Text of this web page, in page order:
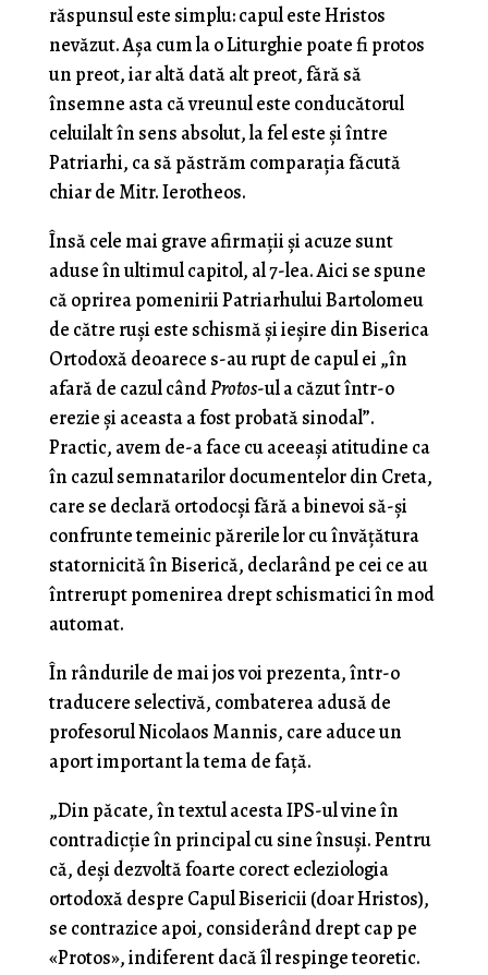
răspunsul este simplu: capul este Hristos
nevăzut. Așa cum la o Liturghie poate fi protos
un preot, iar altă dată alt preot, fără să
însemne asta că vreunul este conducătorul
celuilalt în sens absolut, la fel este și între
Patriarhi, ca să păstrăm comparația făcută
chiar de Mitr. Ierotheos.
Însă cele mai grave afirmații și acuze sunt
aduse în ultimul capitol, al 7-lea. Aici se spune
că oprirea pomenirii Patriarhului Bartolomeu
de către ruși este schismă și ieșire din Biserica
Ortodoxă deoarece s-au rupt de capul ei „în
afară de cazul cândProtos-ul a căzut într-o
erezie și aceasta a fost probată sinodal”.
Practic, avem de-a face cu aceeași atitudine ca
în cazul semnatarilor documentelor din Creta,
care se declară ortodocși fără a binevoi să-și
confrunte temeinic părerile lor cu învățătura
statornicită în Biserică, declarând pe cei ce au
întrerupt pomenirea drept schismatici în mod
automat.
În rândurile de mai jos voi prezenta, într-o
traducere selectivă, combaterea adusă de
profesorul Nicolaos Mannis, care aduce un
aport important la tema de față.
„Din păcate, în textul acesta IPS-ul vine în
contradicție în principal cu sine însuși. Pentru
că, deși dezvoltă foarte corect ecleziologia
ortodoxă despre Capul Bisericii (doar Hristos),
se contrazice apoi, considerând drept cap pe
«Protos», indiferent dacă îl respinge teoretic.